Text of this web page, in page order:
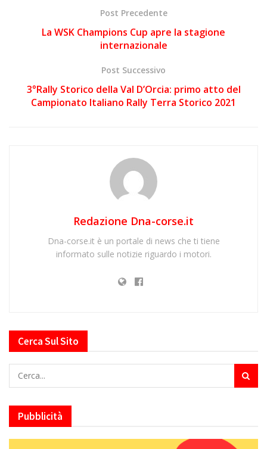
Post Precedente
La WSK Champions Cup apre la stagione
internazionale
Post Successivo
3°Rally Storico della Val D’Orcia: primo atto del
Campionato Italiano Rally Terra Storico 2021
Redazione Dna-corse.it
Dna-corse.it è un portale di news che ti tiene
informato sulle notizie riguardo i motori.
Cerca Sul Sito
Pubblicità